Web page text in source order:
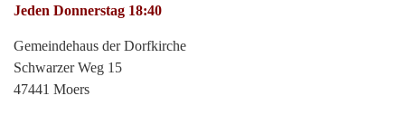
Jeden Donnerstag 18:40
Gemeindehaus der Dorfkirche
Schwarzer Weg 15
47441 Moers